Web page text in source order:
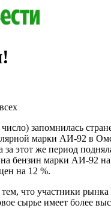
запомнилась
марки АИ-92 в
этот же период
бензин марки АИ-92
на 12 %.
что участники рынка
сырье имеет более